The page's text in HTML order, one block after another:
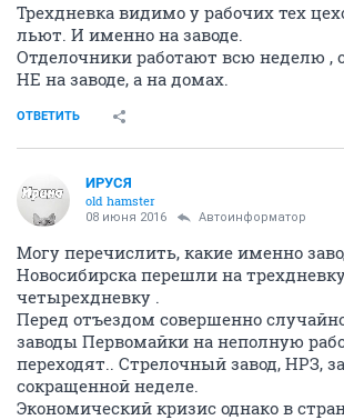
Трехдневка видимо у рабочих тех
льют. И именно на заводе.
Отделочники работают всю неделю ,
НЕ на заводе, а на домах.
ОТВЕТИТЬ
ИРУСЯ
old hamster
08 июня 2016 Автоинформатор
Могу перечислить, какие именно
Новосибирска перешли на
четырехдневку .
Перед отъездом совершенно
заводы Первомайки на неполную
переходят.. Стрелочный завод, НРЗ,
сокращенной неделе.
Экономический кризис однако в